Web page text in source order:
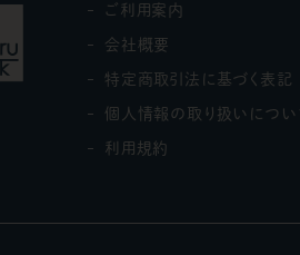
ご利用案内
会社概要
特定商取引法に基づく表記
個人情報の取り扱いについ
利用規約